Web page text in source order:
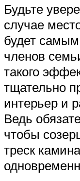
Будьте
случае
будет
членов
такого
тщательно
интерьер и
Ведь
чтобы
треск